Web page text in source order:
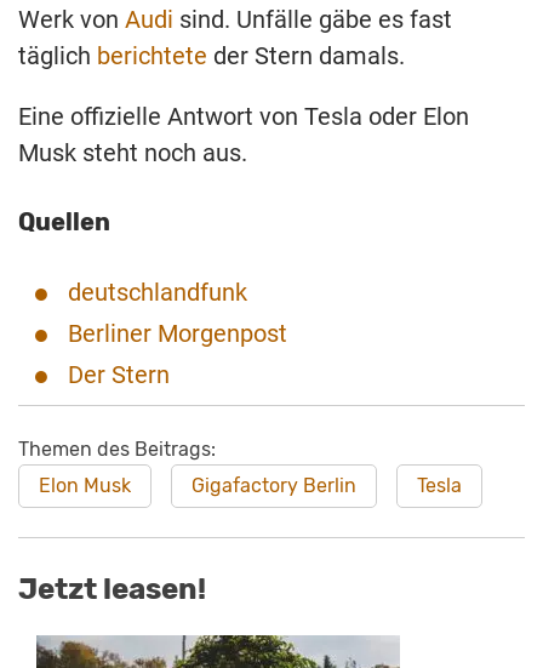
Werk von Audi sind. Unfälle gäbe es fast
täglich berichtete der Stern damals.
Eine offizielle Antwort von Tesla oder Elon
Musk steht noch aus.
Quellen
deutschlandfunk
Berliner Morgenpost
Der Stern
Themen des Beitrags:
Elon Musk
Gigafactory Berlin Tesla
Jetzt leasen!